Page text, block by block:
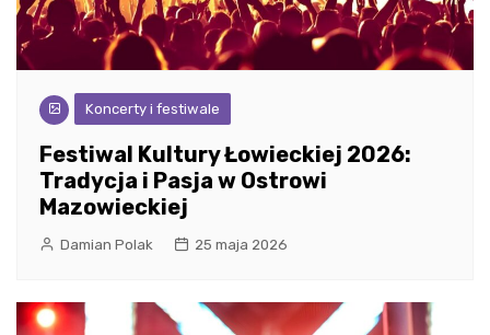
Koncerty i festiwale
Festiwal Kultury Łowieckiej 2026:
Tradycja i Pasja w Ostrowi
Mazowieckiej
Damian Polak 25 maja 2026